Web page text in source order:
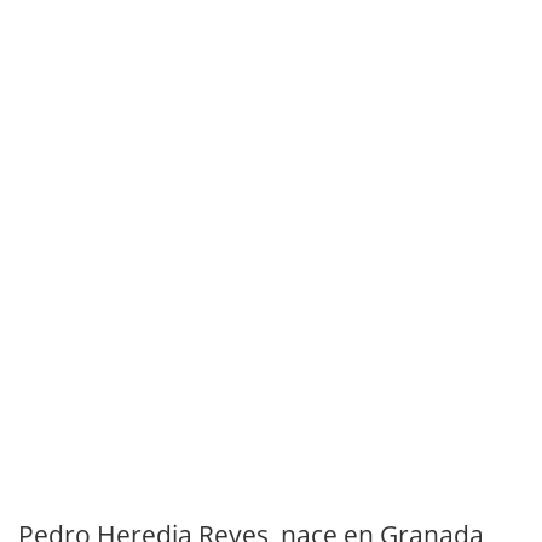
Pedro Heredia Reyes, nace en Granada,